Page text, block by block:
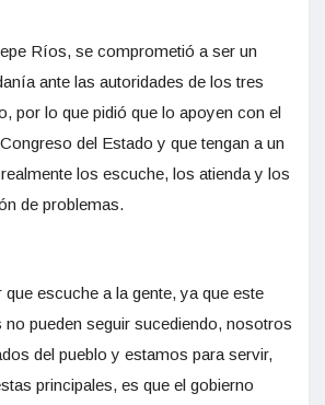
Ríos, se comprometió a ser un
ante las autoridades de los tres
por lo que pidió que lo apoyen con el
del Estado y que tengan a un
los escuche, los atienda y los
de problemas.
que escuche a la gente, ya que este
no pueden seguir sucediendo, nosotros
del pueblo y estamos para servir,
principales, es que el gobierno